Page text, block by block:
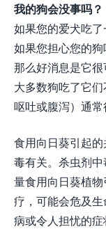
我的狗会没事吗？
如果您的爱犬吃了
如果您担心您的
那么好消息是它
大多数狗吃了它
呕吐或腹泻）通常
食用向日葵引起
毒有关。杀虫剂
量食用向日葵植
疗，可能会危及
病或令人担忧的症